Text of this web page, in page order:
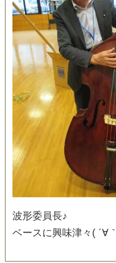
波形委員長♪
ベース に興味津々 ( ´∀ ｀